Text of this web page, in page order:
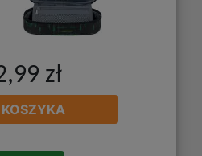
zł